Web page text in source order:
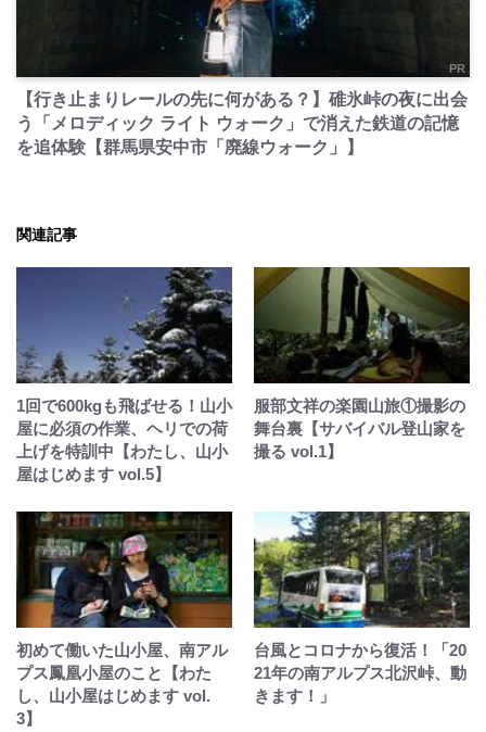
PR
【行き止まりレールの先に何がある？】碓氷峠の夜に出会
う「メロディック ライト ウォーク」で消えた鉄道の記憶
を追体験【群馬県安中市「廃線ウォーク」】
関連記事
1回で600kgも飛ばせる！山小
屋に必須の作業、ヘリでの荷
上げを特訓中【わたし、山小
屋はじめます vol.5】
服部文祥の楽園山旅①撮影の
舞台裏【サバイバル登山家を
撮る vol.1】
初めて働いた山小屋、南アル
プス鳳凰小屋のこと【わた
し、山小屋はじめます vol.
3】
台風とコロナから復活！「20
21年の南アルプス北沢峠、動
きます！」